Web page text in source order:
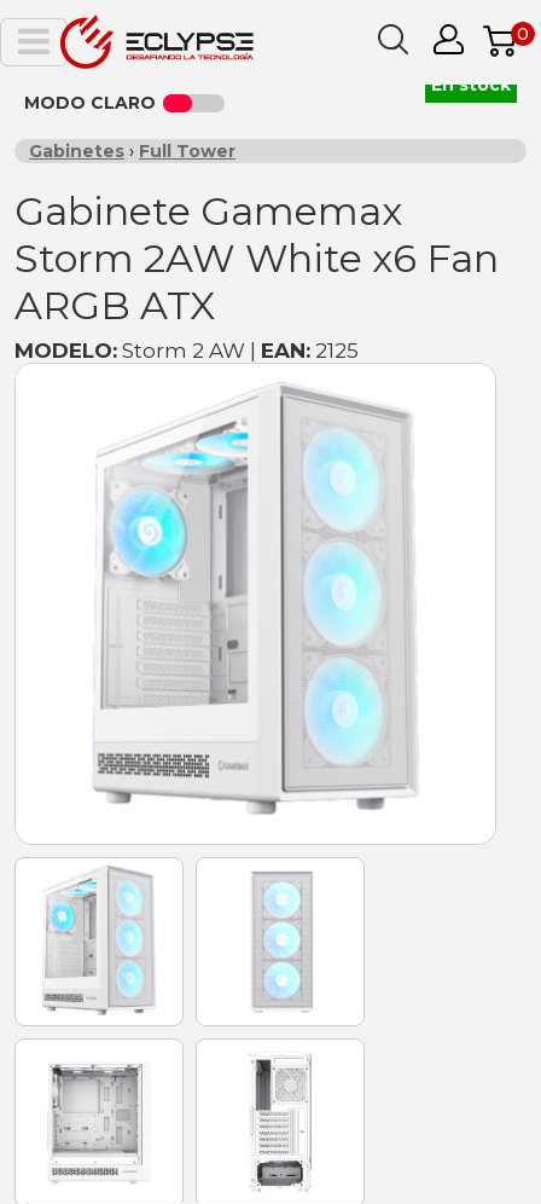
0
MODO CLARO
Gabinetes › Full Tower
Gabinete Gamemax
Storm 2AW White x6 Fan
ARGB ATX
MODELO: Storm 2 AW | EAN: 2125
En stock